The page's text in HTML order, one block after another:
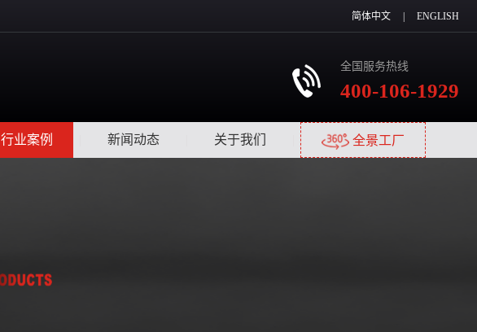
简体中文 ENGLISH
全国服务热线
400-106-1929
行业案例 新闻动态 关于我们 全景工厂